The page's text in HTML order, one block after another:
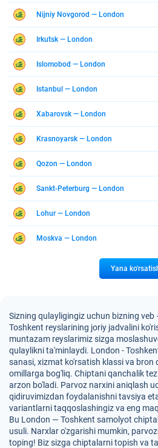
Nijniy Novgorod — London
Irkutsk — London
Islomobod — London
Istanbul — London
Xabarovsk — London
Krasnoyarsk — London
Qozon — London
Sankt-Peterburg — London
Lohur — London
Moskva — London
Yana
Sizning qulayligingiz uchun bizning
Toshkent reyslarining joriy jadvalini
muntazam reyslarimiz sizga
qulaylikni ta'minlaydi. London -
sanasi, xizmat ko'rsatish klassi va bron
omillarga bog'liq. Chiptani qanchalik
arzon bo'ladi. Parvoz narxini aniqlash
qidiruvimizdan foydalanishni tavsiya
variantlarni taqqoslashingiz va eng
Bu London — Toshkent samolyot
usuli. Narxlar o'zgarishi mumkin,
toping! Biz sizga chiptalarni topish va